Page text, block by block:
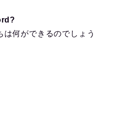
何ができるのでしょう